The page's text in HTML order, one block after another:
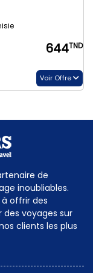
644TND
Voir Offre
de
inoubliables.
offrir des
voyages sur
clients les plus